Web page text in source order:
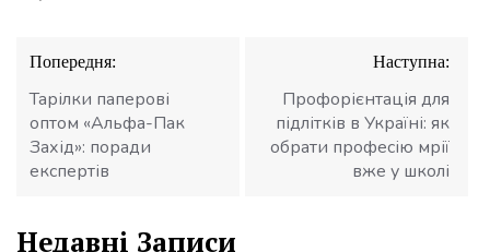
Навігація
записів
Попередня:
Тарілки паперові
оптом «Альфа-Пак
Захід»: поради
експертів
Наступна:
Профорієнтація для
підлітків в Україні: як
обрати професію мрії
вже у школі
Недавні Записи